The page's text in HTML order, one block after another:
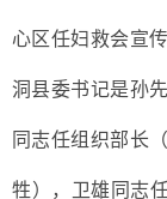
心区任妇救会宣
洞县委书记是孙
同志任组织部长
牲），卫雄同志